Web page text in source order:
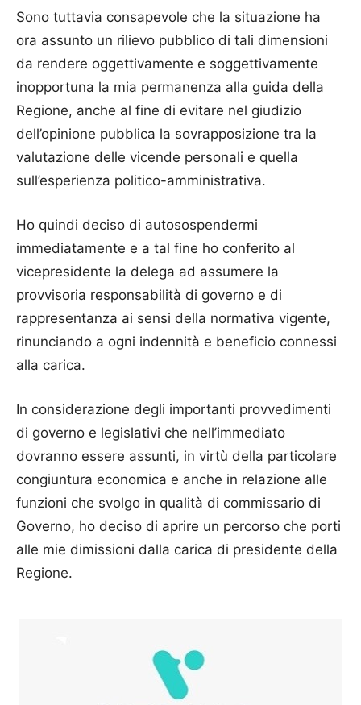
Sono tuttavia consapevole che la situazione ha
ora assunto un rilievo pubblico di tali dimensioni
da rendere oggettivamente e soggettivamente
inopportuna la mia permanenza alla guida della
Regione, anche al fine di evitare nel giudizio
dell’opinione pubblica la sovrapposizione tra la
valutazione delle vicende personali e quella
sull’esperienza politico-amministrativa.
Ho quindi deciso di autosospendermi
immediatamente e a tal fine ho conferito al
vicepresidente la delega ad assumere la
provvisoria responsabilità di governo e di
rappresentanza ai sensi della normativa vigente,
rinunciando a ogni indennità e beneficio connessi
alla carica.
In considerazione degli importanti provvedimenti
di governo e legislativi che nell’immediato
dovranno essere assunti, in virtù della particolare
congiuntura economica e anche in relazione alle
funzioni che svolgo in qualità di commissario di
Governo, ho deciso di aprire un percorso che porti
alle mie dimissioni dalla carica di presidente della
Regione.